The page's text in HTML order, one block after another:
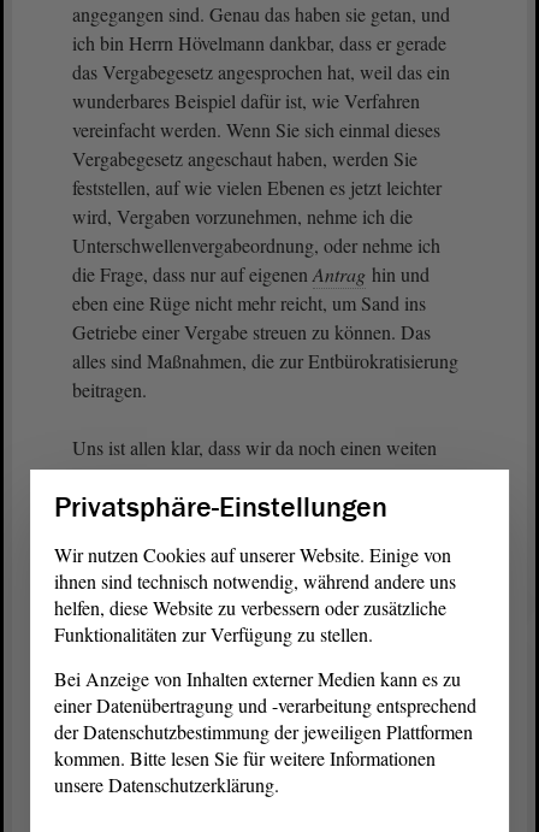
angegangen sind. Genau das haben sie getan, und
ich bin Herrn Hövelmann dankbar, dass er gerade
das Vergabegesetz angesprochen hat, weil das ein
wunderbares Beispiel dafür ist, wie Verfahren
vereinfacht werden. Wenn Sie sich einmal dieses
Vergabegesetz angeschaut haben, werden Sie
feststellen, auf wie vielen Ebenen es jetzt leichter
wird, Vergaben vorzunehmen, nehme ich die
Unterschwellenvergabeordnung, oder nehme ich
die Frage, dass nur auf eigenen Antrag hin und
eben eine Rüge nicht mehr reicht, um Sand ins
Getriebe einer Vergabe streuen zu können. Das
alles sind Maßnahmen, die zur Entbürokratisierung
beitragen.
Uns ist allen klar, dass wir da noch einen weiten
Weg vor uns haben, aber wir sind bereit und in der
Lage dazu, und ich bin davon überzeugt, dass die
wir in den fünf Jahren derLegislaturperiodedie
Bürokratie gemeinsam im Land Sachsen-Anhalt
signifikant abbauen werden und diese One-in-one-
out-Regelung umsetzen können. - Vielen Dank.
(Beifall bei der FDP und bei der CDU)
Privatsphäre-Einstellungen
Wir nutzen Cookies auf unserer Website. Einige von
ihnen sind technisch notwendig, während andere uns
helfen, diese Website zu verbessern oder zusätzliche
Funktionalitäten zur Verfügung zu stellen.
Bei Anzeige von Inhalten externer Medien kann es zu
einer Datenübertragung und -verarbeitung entsprechend
der Datenschutzbestimmung der jeweiligen Plattformen
kommen. Bitte lesen Sie für weitere Informationen
unsere Datenschutzerklärung.